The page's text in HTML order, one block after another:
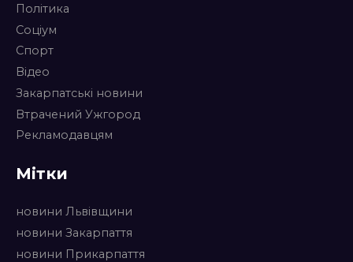
Політика
Соціум
Спорт
Відео
Закарпатські новини
Втрачений Ужгород
Рекламодавцям
Мітки
новини Львівщини
новини Закарпаття
новини Прикарпаття